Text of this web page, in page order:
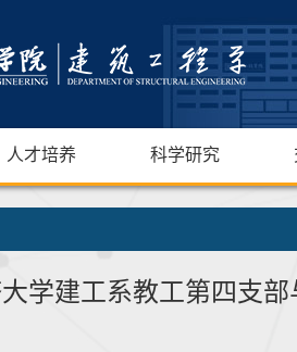
人才培养 科学研究
学建工系教工第四支